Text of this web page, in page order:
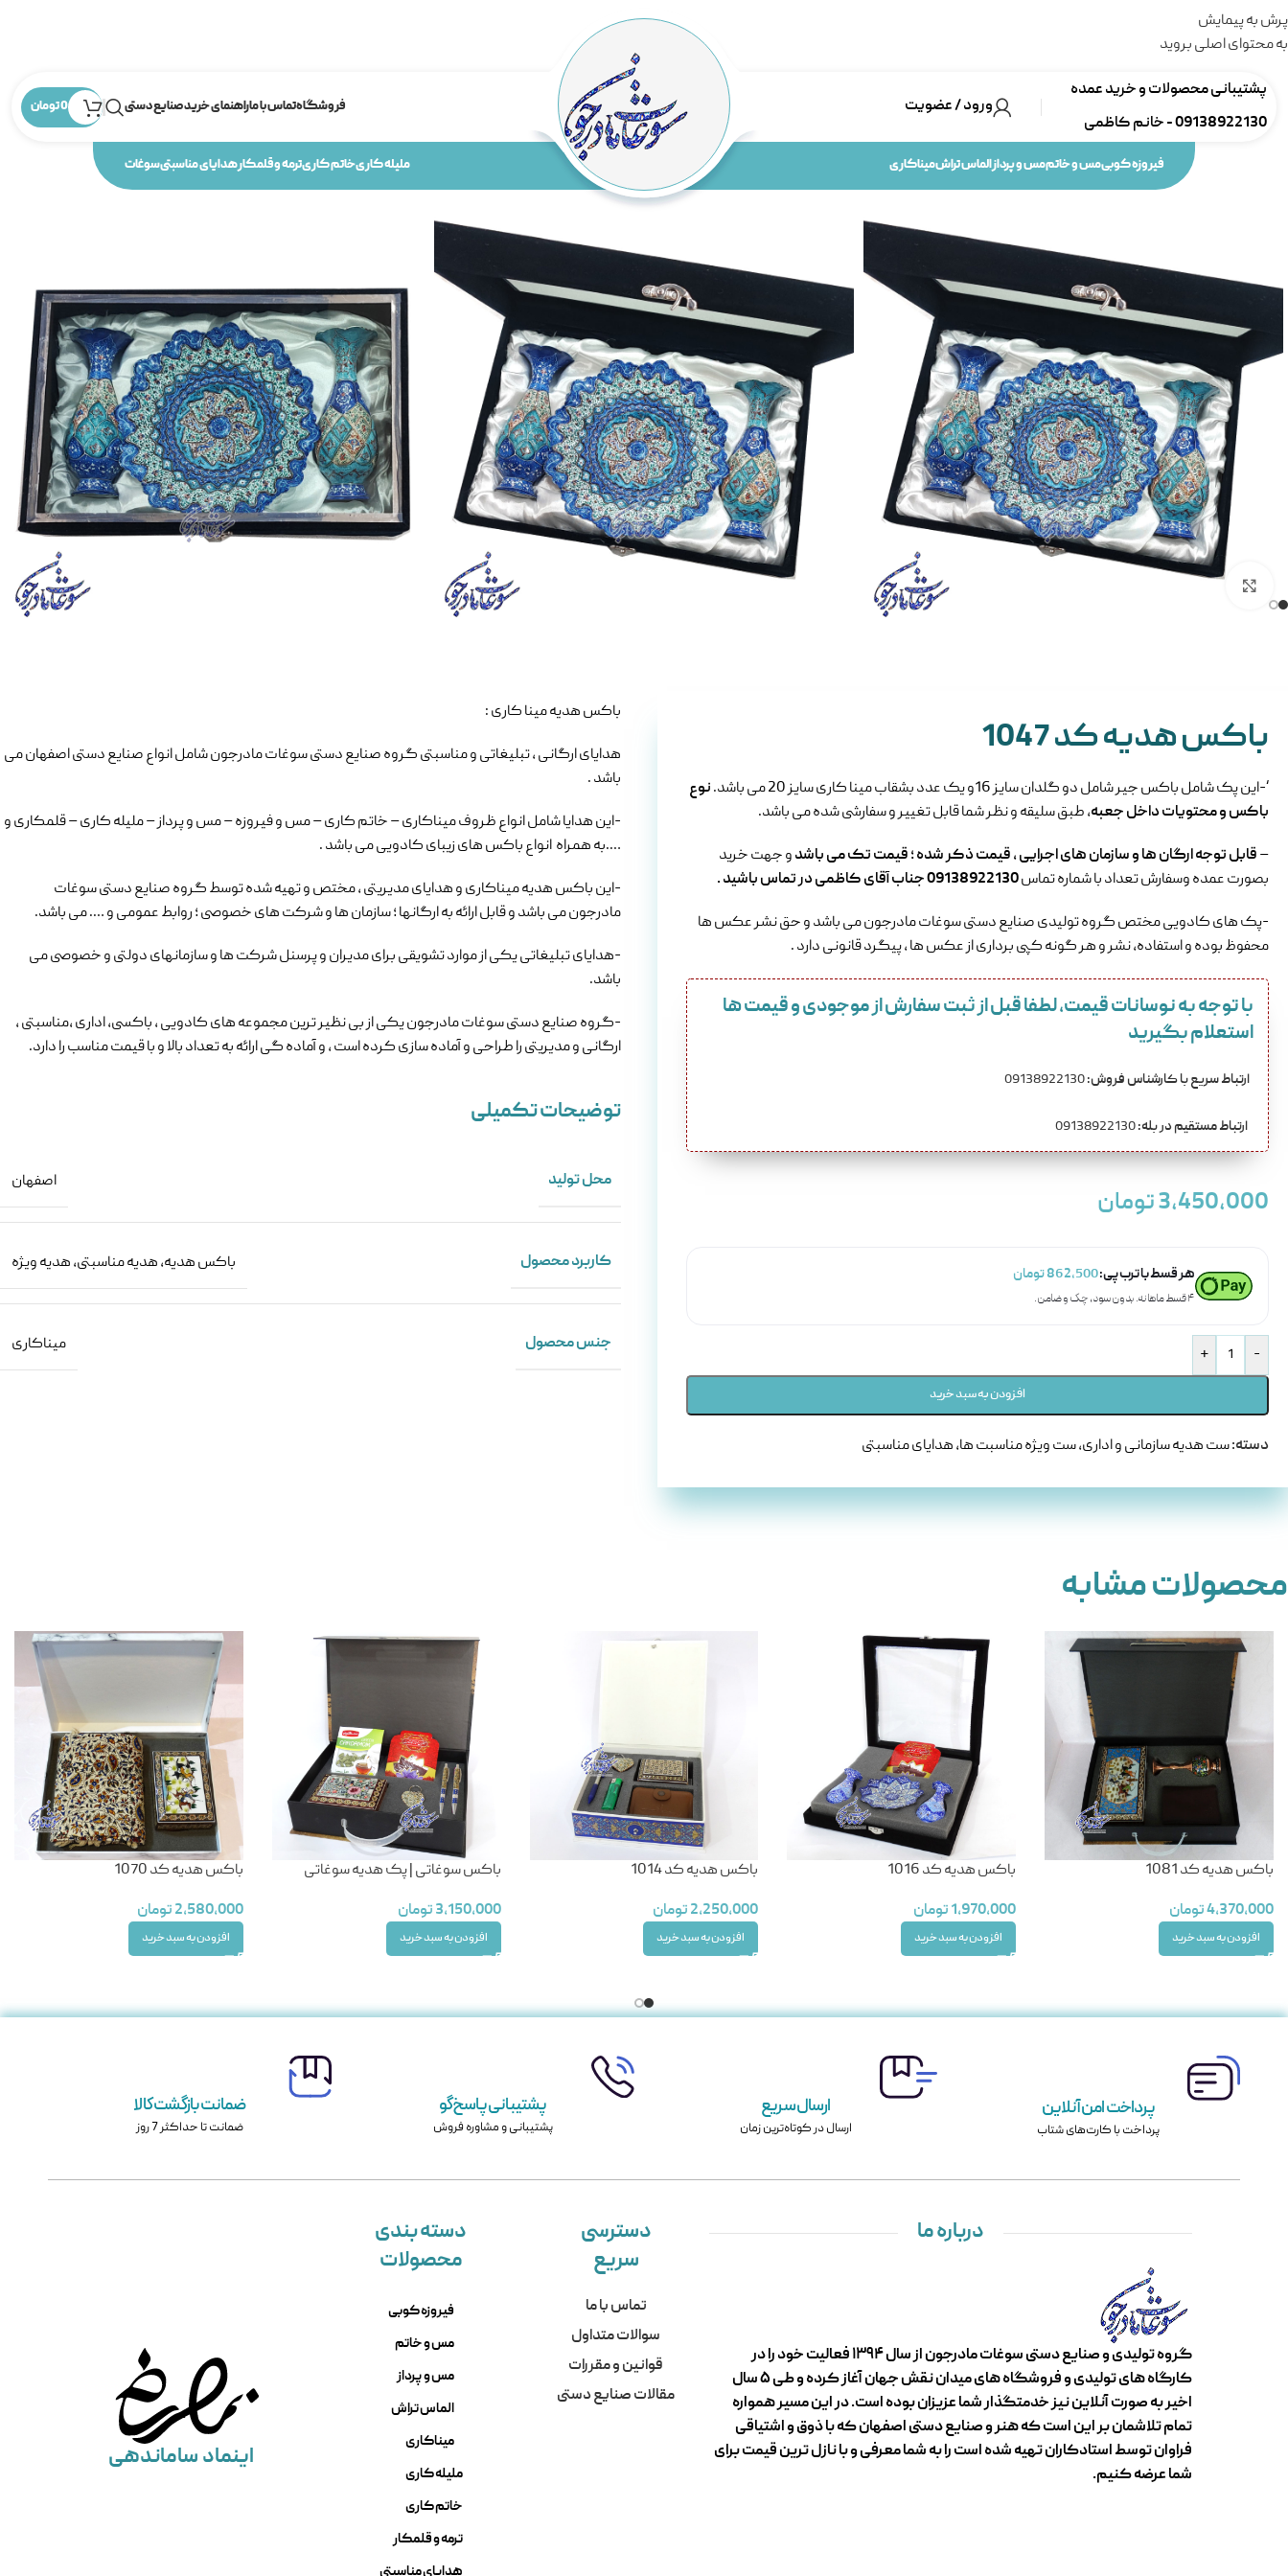
پرش به پیمایش
به محتوای اصلی بروید
پشتیبانی محصولات و خرید عمده
09138922130 - خانم کاظمی
ورود / عضویت فروشگاهتماس با ماراهنمای خرید صنایع دستی 0تومان
فیروزه کوبیمس و خاتممس و پردازالماس تراشمیناکاری ملیله کاریخاتم کاریترمه و قلمکارهدایای مناسبتیسوغات
بزرگنمایی تصویر
باکس هدیه کد 1047
‘-این پک شامل باکس جیر شامل دو گلدان سایز 16و یک عدد بشقاب مینا کاری سایز 20 می باشد.
نوع
باکس و محتویات داخل جعبه، طبق سلیقه و نظر شما قابل تغییر و سفارشی شده می باشد.
–قابل توجه ارگان ها و سازمان های اجرایی ، قیمت ذکر شده ؛ قیمت تک می باشدو جهت خرید
بصورت عمده وسفارش تعداد با شماره تماس09138922130 جناب آقای کاظمی در تماس باشید .
-پک های کادویی مختص گروه تولیدی صنایع دستی سوغات مادرجون می باشد و حق نشر عکس ها
محفوظ بوده و استفاده، نشر و هر گونه کپی برداری از عکس ها , پیگرد قانونی دارد .
با توجه به نوسانات قیمت، لطفا قبل از ثبت سفارش از موجودی و قیمت ها
استعلام بگیرید
ارتباط سریع با کارشناس فروش:
ارتباط مستقیم در بله:
3,450,000تومان
هر قسط با ترب‌پی:862,500تومان
۴ قسط ماهانه. بدون سود، چک و ضامن.
-
+
افزودن به سبد خرید
دسته:ست هدیه سازمانی و اداری,ست ویژه مناسبت ها,هدایای مناسبتی
باکس هدیه مینا کاری :
هدایای ارگانی ، تبلیغاتی و مناسبتی گروه صنایع دستی سوغات مادرجون شامل انواع صنایع دستی اصفهان می
باشد .
-این هدایا شامل انواع ظروف میناکاری – خاتم کاری – مس و فیروزه – مس و پرداز – ملیله کاری – قلمکاری و
….به همراه انواع باکس های زیبای کادویی می باشد .
-این باکس هدیه میناکاری و هدایای مدیریتی ، مختص و تهیه شده توسط گروه صنایع دستی سوغات
مادرجون می باشد و قابل ارائه به ارگانها ؛ سازمان ها و شرکت های خصوصی ؛ روابط عمومی و …. می باشد.
-هدایای تبلیغاتی یکی از موارد تشویقی برای مدیران و پرسنل شرکت ها و سازمانهای دولتی و خصوصی می
باشد.
-گروه صنایع دستی سوغات مادرجون یکی از بی نظیر ترین مجموعه های کادویی ، باکسی، اداری ،مناسبتی ،
ارگانی و مدیریتی را طراحی و آماده سازی کرده است , و آماده گی ارائه به تعداد بالا و با قیمت مناسب را دارد.
توضیحات تکمیلی
محل تولید اصفهان
کاربرد محصول باکس هدیه,هدیه مناسبتی,هدیه ویژه
جنس محصول میناکاری
محصولات مشابه
باکس هدیه کد 1081
4,370,000تومان
افزودن به سبد خرید
باکس هدیه کد 1016
1,970,000تومان
افزودن به سبد خرید
باکس هدیه کد 1014
2,250,000تومان
افزودن به سبد خرید
باکس سوغاتی | پک هدیه سوغاتی
3,150,000تومان
افزودن به سبد خرید
باکس هدیه کد 1070
2,580,000تومان
افزودن به سبد خرید
پرداخت امن آنلاین
پرداخت با کارت‌های شتاب
ارسال سریع
ارسال در کوتاه‌ترین زمان
پشتیبانی پاسخ‌گو
پشتیبانی و مشاوره فروش
ضمانت بازگشت کالا
ضمانت تا حداکثر 7 روز
درباره ما
گروه تولیدی و صنایع دستی سوغات مادرجون از سال ۱۳۹۴ فعالیت خود را در
کارگاه های تولیدی و فروشگاه های میدان نقش جهان آغاز کرده و طی ۵ سال
اخیر به صورت آنلاین نیز خدمتگذار شما عزیزان بوده است. در این مسیر همواره
تمام تلاشمان بر این است که هنر و صنایع دستی اصفهان که با ذوق و اشتیاقی
فراوان توسط استادکاران تهیه شده است را به شما معرفی و با نازل ترین قیمت برای
شما عرضه کنیم.
دسترسی
سریع
تماس با ما
سوالات متداول
قوانین و مقررات
مقالات صنایع دستی
دسته بندی
محصولات
فیروزه کوبی
مس و خاتم
مس و پرداز
الماس تراش
میناکاری
ملیله کاری
خاتم کاری
ترمه و قلمکار
اینمادساماندهی